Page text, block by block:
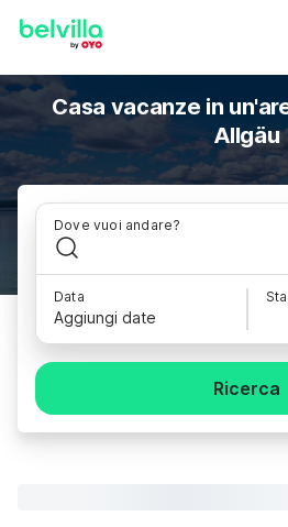
Casa vacanze in
Allgäu
Dove vuoi andare?
Data
Aggiungi date
Ricerca